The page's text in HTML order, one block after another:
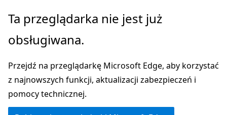
Przejdź
głównej
Ta przeglądarka nie jest już
obsługiwana.
Przejdź na przeglądarkę Microsoft Edge, aby korzystać
z najnowszych funkcji, aktualizacji zabezpieczeń i
pomocy technicznej.